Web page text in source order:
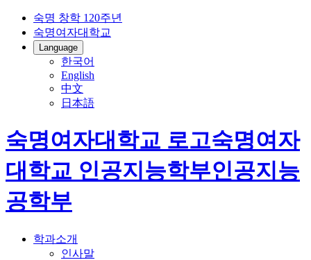
숙명 창학 120주년
숙명여자대학교
Language
한국어
English
中文
日本語
숙명여자대학교 로고숙명여자
대학교 인공지능학부인공지능
공학부
학과소개
인사말